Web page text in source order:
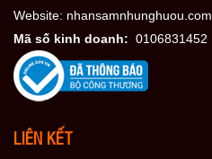
Website: nhansamnhunghuou.com
Mã số kinh doanh: 0106831452
LIÊN KẾT